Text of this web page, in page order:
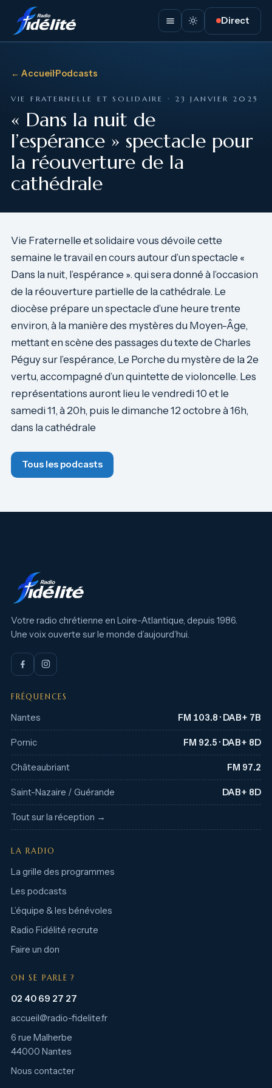
Direct
← Accueil·Podcasts
VIE FRATERNELLE ET SOLIDAIRE · 23 JANVIER 2025
« Dans la nuit de
l’espérance » spectacle pour
la réouverture de la
cathédrale
Vie Fraternelle et solidaire vous dévoile cette
semaine le travail en cours autour d’un spectacle «
Dans la nuit, l’espérance ». qui sera donné à l’occasion
de la réouverture partielle de la cathédrale. Le
diocèse prépare un spectacle d’une heure trente
environ, à la manière des mystères du Moyen-Âge,
mettant en scène des passages du texte de Charles
Péguy sur l’espérance, Le Porche du mystère de la 2e
vertu, accompagné d’un quintette de violoncelle. Les
représentations auront lieu le vendredi 10 et le
samedi 11, à 20h, puis le dimanche 12 octobre à 16h,
dans la cathédrale
Tous les podcasts
Votre radio chrétienne en Loire-Atlantique, depuis 1986.
Une voix ouverte sur le monde d’aujourd’hui.
FRÉQUENCES
Nantes FM 103.8 · DAB+ 7B
Pornic FM 92.5 · DAB+ 8D
Châteaubriant FM 97.2
Saint-Nazaire / Guérande DAB+ 8D
Tout sur la réception →
LA RADIO
La grille des programmes
Les podcasts
L’équipe & les bénévoles
Radio Fidélité recrute
Faire un don
ON SE PARLE ?
02 40 69 27 27
accueil@radio-fidelite.fr
6 rue Malherbe
44000 Nantes
Nous contacter